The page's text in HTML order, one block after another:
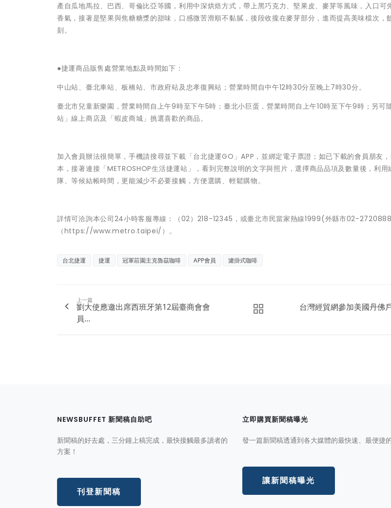
產自瓜地馬拉、巴西、哥倫比亞等國，利用中深烘焙方式，帶上黑巧克力、堅果皮、麥芽等風味，入口可
香氣，接著是堅果與焦糖糖漿的甜味，口感微苦滑順不黏膩，後段收攏在麥芽部分，進而提高美味檔次，
刻。
●捷運商品販售處營業地點及時間如下：
中山站、臺北車站、板橋站、市政府站及忠孝復興站；營業時間自中午12時30分至晚上7時30分。
臺北市兒童新樂園，營業時間自上午9時至下午5時；臺北小巨蛋，營業時間自上午10時至下午9時；另可
站」線上商店及「蝦皮商城」挑選喜歡的商品。
加入會員辦法很簡單，手機請搜尋並下載「台北捷運GO」APP，並綁定電子票證；如已下載的會員朋友
本，接著連接「METROSHOP生活捷運站」，看到完整說明的文字與照片，選擇商品品項及數量後，利用
隊、等候結帳時間，更能減少不必要接觸，方便選購、輕鬆購物。
詳情可洽詢本公司24小時客服專線：（02）218-12345，或臺北市民當家熱線1999(外縣市02-
（https://www.metro.taipei/）。
台北捷運 捷運 冠軍莊園主克魯茲咖啡 APP會員 濾掛式咖啡
上一篇
劉大使應邀出席西班牙第12屆臺商會會
員...
台灣經貿網參加美國丹佛
NEWSBUFFET 新聞稿自助吧
新聞稿的好去處，三分鐘上稿完成，最快接觸最多讀者的
方案！
刊登新聞稿
立即購買新聞稿曝光
發一篇新聞稿透通到各大媒體的最快速、最便捷
讓新聞稿曝光